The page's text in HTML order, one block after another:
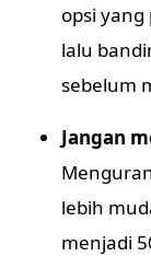
opsi
lalu
sebelum
Jangan
lebih
menjadi